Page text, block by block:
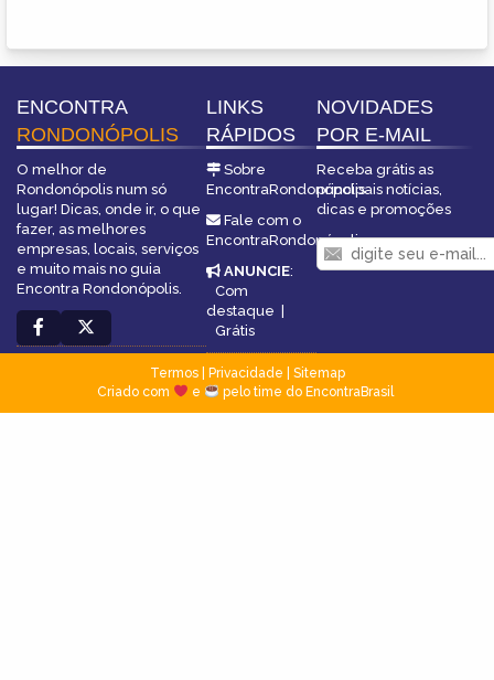
ENCONTRA
RONDONÓPOLIS
O melhor de
Rondonópolis num só
lugar! Dicas, onde ir, o que
fazer, as melhores
empresas, locais, serviços
e muito mais no guia
Encontra Rondonópolis.
LINKS
RÁPIDOS
Sobre
EncontraRondonópolis
Fale com o
EncontraRondonópolis
ANUNCIE:
Com
destaque |
Grátis
NOVIDADES
POR E-MAIL
Receba grátis as
principais notícias,
dicas e promoções
Termos| Privacidade
Sitemap
Criado com
e pelo time do EncontraBrasil